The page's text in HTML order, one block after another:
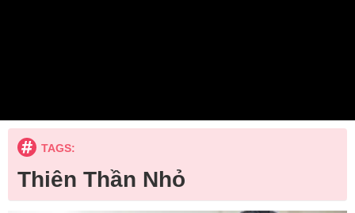
TAGS:
Thiên Thần Nhỏ